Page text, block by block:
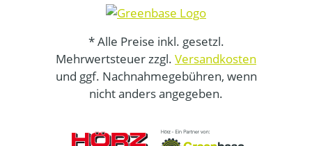
* Alle Preise inkl. gesetzl.
Mehrwertsteuer zzgl. Versandkosten
und ggf. Nachnahmegebühren, wenn
nicht anders angegeben.